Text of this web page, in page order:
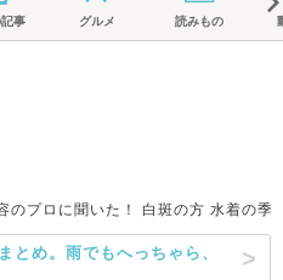
事 グルメ 読みもの
のプロに聞いた！ 白斑の方 水着の季
め。雨でもへっちゃら、